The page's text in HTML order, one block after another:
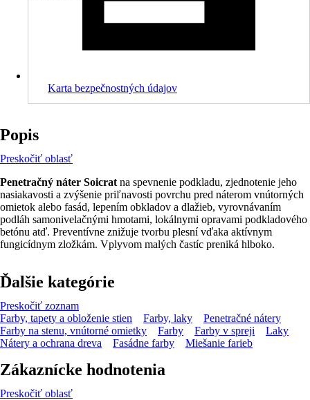
Karta bezpečnostných údajov
Popis
Preskočiť oblasť
Penetračný náter Soicrat na spevnenie podkladu, zjednotenie jeho
nasiakavosti a zvýšenie priľnavosti povrchu pred náterom vnútorných
omietok alebo fasád, lepením obkladov a dlažieb, vyrovnávaním
podláh samonivelačnými hmotami, lokálnymi opravami podkladového
betónu atď. Preventívne znižuje tvorbu plesní vďaka aktívnym
fungicídnym zložkám. Vplyvom malých častíc preniká hlboko.
Ďalšie kategórie
Preskočiť zoznam
Farby, tapety a obloženie stien
Farby, laky
Penetračné nátery
Farby na stenu, vnútorné omietky
Farby Farby v spreji
Laky
Nátery a ochrana dreva
Fasádne farby Miešanie farieb
Zákaznícke hodnotenia
Preskočiť oblasť